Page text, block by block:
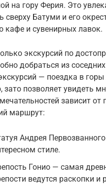
на гору Ферия. Это
сверху Батуми и его
кафе и сувенирных лавок.
экскурсий по
добраться из
— поездка в
зато позволяет увидеть
зависит
маршрут:
Андрея
стиле.
Гонио — самая
ведутся раскопки и